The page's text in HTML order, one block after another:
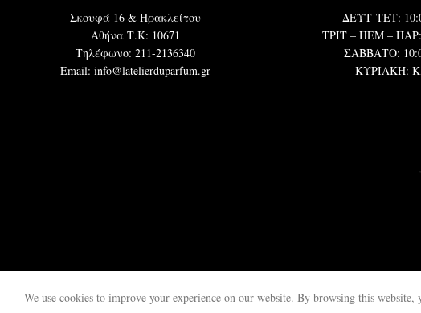
Σκουφά 16 & Ηρακλείτου
Αθήνα Τ.Κ: 10671
Τηλέφωνο: 211-2136340
Email: info@latelierduparfum.gr
ΔΕΥΤ-ΤΕΤ:
ΤΡΙΤ – ΠΕΜ – ΠΑΡ:
ΣΑΒΒΑΤΟ:
ΚΥΡΙΑΚΗ:
We use cookies to improve your experience on our website. By browsing this website,